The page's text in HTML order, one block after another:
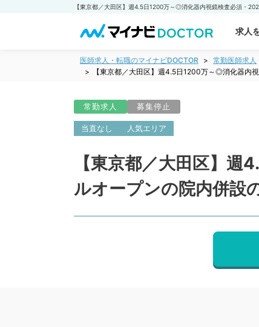
求人
医師求人・転職のマイナビDOCTOR 常勤医師求人
【東京都／大田区】週4.5日1200万～◎消化器内
常勤求人 募集停止
当直なし 人気エリア
【東京都／大田区】
ルオープンの院内併設